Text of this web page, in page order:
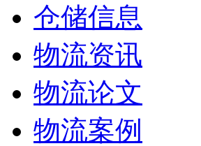
仓储信息
物流资讯
物流论文
物流案例